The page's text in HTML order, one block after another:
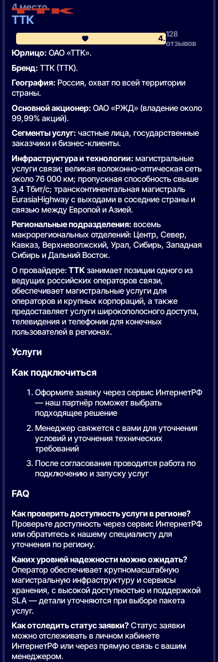
4 место
ТТК
4.2128
отзывов
Юрлицо: ОАО «ТТК».
Бренд: ТТК (TTK).
География: Россия, охват по всей территории
страны.
Основной акционер: ОАО «РЖД» (владение около
99,99% акций).
Сегменты услуг: частные лица, государственные
заказчики и бизнес-клиенты.
Инфраструктура и технологии: магистральные
услуги связи; великая волоконно-оптическая сеть
около 76 000 км; пропускная способность свыше
3,4 Тбит/с; трансконтинентальная магистраль
EurasiaHighway с выходами в соседние страны и
связью между Европой и Азией.
Региональные подразделения: восемь
макрорегиональных отделений: Центр, Север,
Кавказ, Верхневолжский, Урал, Сибирь, Западная
Сибирь и Дальний Восток.
О провайдере: ТТКзанимает позиции одного из
ведущих российских операторов связи,
обеспечивает магистральные услуги для
операторов и крупных корпораций, а также
предоставляет услуги широкополосного доступа,
телевидения и телефонии для конечных
пользователей в регионах.
Услуги
Как подключиться
Оформите заявку через сервис ИнтернетРФ
— наш партнёр поможет выбрать
подходящее решение
Менеджер свяжется с вами для уточнения
условий и уточнения технических
требований
После согласования проводится работа по
подключению и запуску услуг
FAQ
Как проверить доступность услуги в регионе?
Проверьте доступность через сервис ИнтернетРФ
или обратитесь к нашему специалисту для
уточнения по региону.
Каких уровней надежности можно ожидать?
Оператор обеспечивает крупномасштабную
магистральную инфраструктуру и сервисы
хранения, с высокой доступностью и поддержкой
SLA — детали уточняются при выборе пакета
услуг.
Как отследить статус заявки?Статус заявки
можно отслеживать в личном кабинете
ИнтернетРФ или через прямую связь с вашим
менеджером.